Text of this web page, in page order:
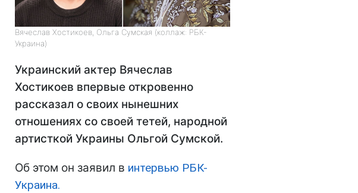
Вячеслав Хостикоев, Ольга Сумская (коллаж: РБК-
Украина)
Украинский актер Вячеслав
Хостикоев впервые откровенно
рассказал о своих нынешних
отношениях со своей тетей, народной
артисткой Украины Ольгой Сумской.
Об этом он заявил в интервью РБК-
Украина.